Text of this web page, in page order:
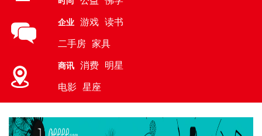
企业 游戏 读书
二手房 家具
商讯 消费 明星
电影 星座